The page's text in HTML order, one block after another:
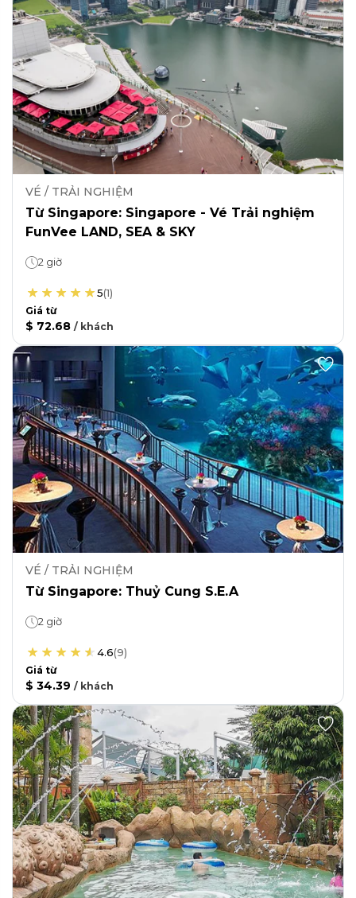
VÉ / TRẢI NGHIỆM
Từ Singapore: Singapore - Vé Trải nghiệm
FunVee LAND, SEA & SKY
2 giờ
5(1)
Giá từ
$ 72.68 / khách
VÉ / TRẢI NGHIỆM
Từ Singapore: Thuỷ Cung S.E.A
2 giờ
4.6(9)
Giá từ
$ 34.39 / khách